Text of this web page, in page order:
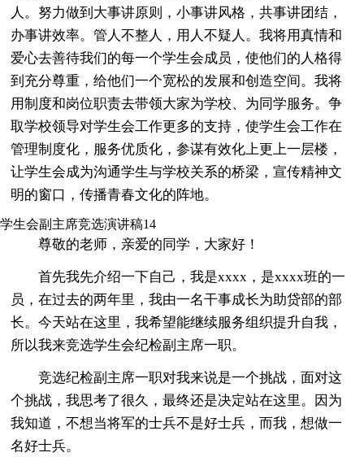
人。努力做到大事讲原则，小事讲风格，共事讲团结，
办事讲效率。管人不整人，用人不疑人。我将用真情和
爱心去善待我们的每一个学生会成员，使他们的人格得
到充分尊重，给他们一个宽松的发展和创造空间。我将
用制度和岗位职责去带领大家为学校、为同学服务。争
取学校领导对学生会工作更多的支持，使学生会工作在
管理制度化，服务优质化，参谋有效化上更上一层楼，
让学生会成为沟通学生与学校关系的桥梁，宣传精神文
明的窗口，传播青春文化的阵地。
学生会副主席竞选演讲稿14
尊敬的老师，亲爱的同学，大家好！
首先我先介绍一下自己，我是xxxx，是xxxx班的一
员，在过去的两年里，我由一名干事成长为助贷部的部
长。今天站在这里，我希望能继续服务组织提升自我，
所以我来竞选学生会纪检副主席一职。
竞选纪检副主席一职对我来说是一个挑战，面对这
个挑战，我思考了很久，最终还是决定站在这里。因为
我知道，不想当将军的士兵不是好士兵，而我，想做一
名好士兵。